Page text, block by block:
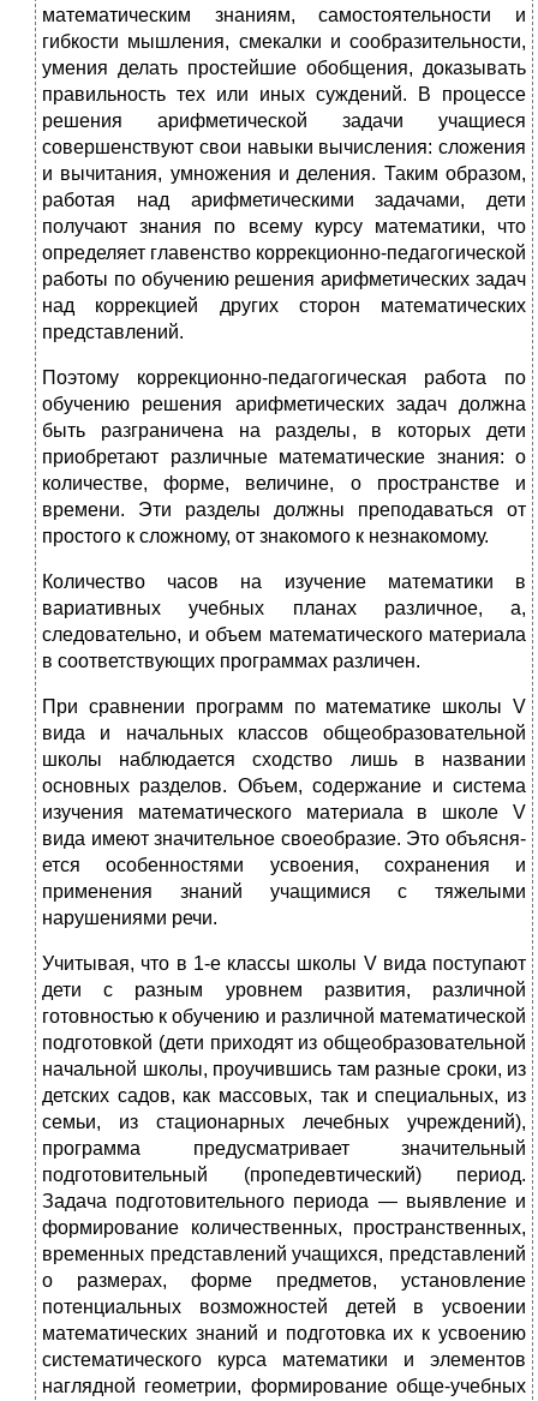
математическим знаниям, самостоятельности и
гибкости мышления, смекалки и со­образительности,
умения делать простейшие обобщения, доказывать
правильность тех или иных суждений. В процессе
решения арифметической задачи учащиеся
совершенствуют свои навыки вычисления: сложения
и вычитания, умножения и деления. Таким образом,
работая над арифметическими задачами, дети
получают знания по всему курсу математики, что
определяет главенство коррекционно-педагогической
работы по обучению решения арифметических задач
над коррекцией других сторон математических
представлений.
Поэтому коррекционно-педагогическая работа по
обучению решения арифметических задач должна
быть разграничена на разделы, в которых дети
приобретают различные математические знания: о
количестве, форме, величине, о пространстве и
времени. Эти разделы должны преподаваться от
простого к сложному, от знакомого к незнакомому.
Количество часов на изучение математики в
вариативных учеб­ных планах различное, а,
следовательно, и объем математического материала
в соответствующих программах различен.
При сравнении программ по математике школы V
вида и начальных классов общеобразовательной
школы на­блюдается сходство лишь в названии
основных разделов. Объем, содержание и система
изучения математического материала в школе V
вида имеют значительное своеобразие. Это объясня­
ется особенностями усвоения, сохранения и
применения знаний учащимися с тяжелыми
нарушениями речи.
Учитывая, что в 1-е классы школы V вида поступают
дети с разным уровнем развития, различной
готовностью к обуче­нию и различной математической
подготовкой (дети приходят из общеобразовательной
начальной школы, проучившись там разные сроки, из
детских садов, как массовых, так и специальных, из
семьи, из стационарных лечебных учреждений),
программа пред­усматривает значительный
подготовительный (пропедевтический) период.
Задача подготовительного периода — выявление и
формирование количе­ственных, пространственных,
временных представлений учащих­ся, представлений
о размерах, форме предметов, установление
потенциальных возможностей детей в усвоении
математических знаний и подготовка их к усвоению
систематического курса математики и элементов
наглядной геометрии, формирование обще-учебных